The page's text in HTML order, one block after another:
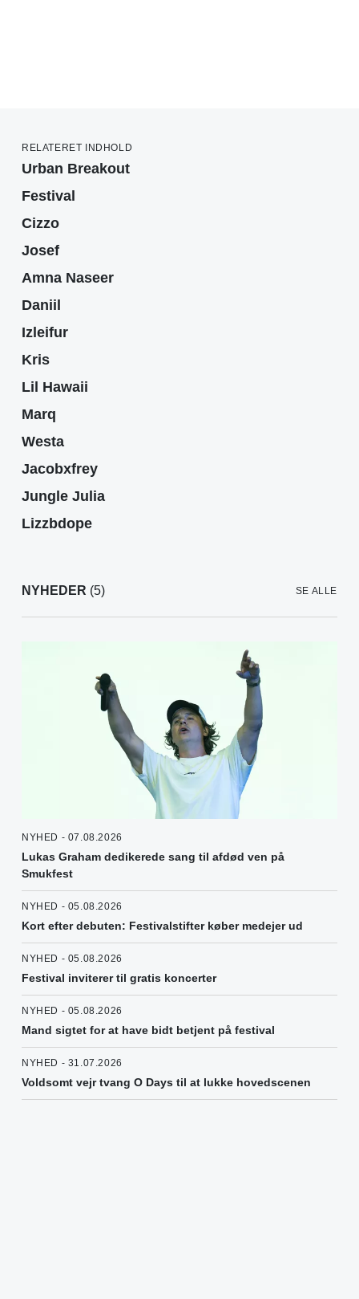
RELATERET INDHOLD
Urban Breakout
Festival
Cizzo
Josef
Amna Naseer
Daniil
Izleifur
Kris
Lil Hawaii
Marq
Westa
Jacobxfrey
Jungle Julia
Lizzbdope
NYHEDER (5) SE ALLE
NYHED - 07.08.2026
Lukas Graham dedikerede sang til afdød ven på
Smukfest
NYHED - 05.08.2026
Kort efter debuten: Festivalstifter køber medejer ud
NYHED - 05.08.2026
Festival inviterer til gratis koncerter
NYHED - 05.08.2026
Mand sigtet for at have bidt betjent på festival
NYHED - 31.07.2026
Voldsomt vejr tvang O Days til at lukke hovedscenen